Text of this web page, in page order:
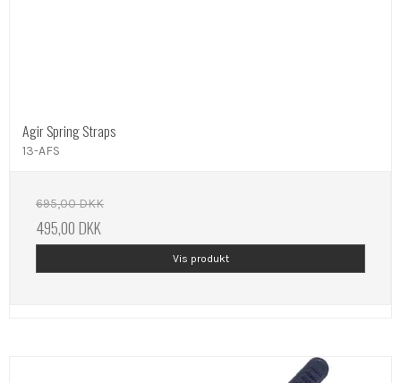
Agir Spring Straps
13-AFS
695,00 DKK
495,00 DKK
Vis produkt